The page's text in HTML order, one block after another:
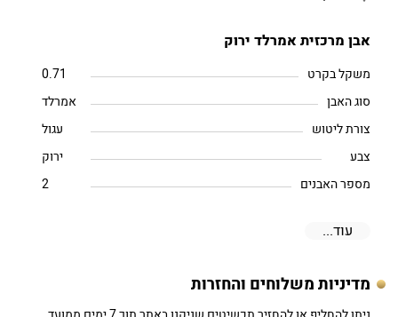
אבן מרכזית אמרלד ירוק
משקל בקרט
0.71
סוג האבן
אמרלד
צורת ליטוש
עגול
צבע
ירוק
מספר האבנים
2
עוד...
מדיניות משלוחים והחזרות